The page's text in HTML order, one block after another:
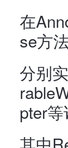
在
se方
分别
pter等